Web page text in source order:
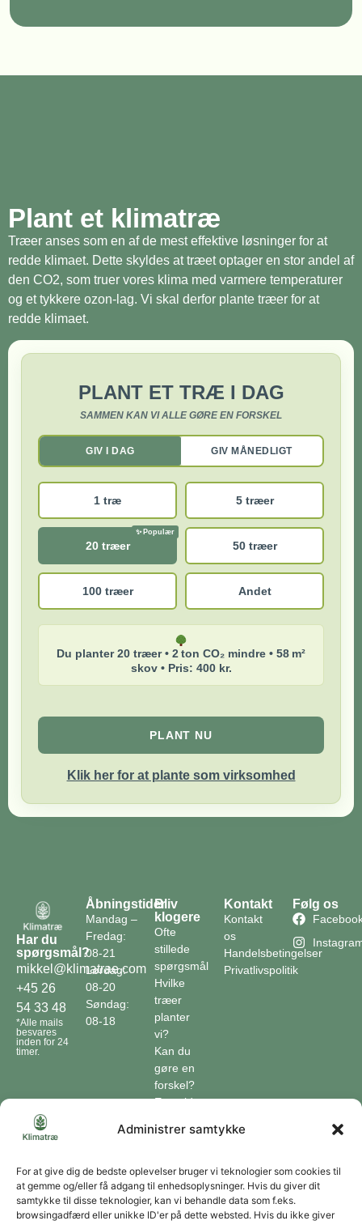
Administrer samtykke
For at give dig de bedste oplevelser bruger vi teknologier som cookies til
at gemme og/eller få adgang til enhedsoplysninger. Hvis du giver dit
samtykke til disse teknologier, kan vi behandle data som f.eks.
browsingadfærd eller unikke ID'er på dette websted. Hvis du ikke giver
Plant et klimatræ
Træer anses som en af de mest effektive løsninger for at
redde klimaet. Dette skyldes at træet optager en stor andel af
den CO2, som truer vores klima med varmere temperaturer
og et tykkere ozon-lag. Vi skal derfor plante træer for at
redde klimaet.
PLANT ET TRÆ I DAG
SAMMEN KAN VI ALLE GØRE EN FORSKEL
GIV I DAG GIV MÅNEDLIGT
1 træ 5 træer
20 træer 50 træer
100 træer Andet
Du planter 20 træer • 2 ton CO₂ mindre • 58 m²
skov • Pris: 400 kr.
PLANT NU
Klik her for at plante som virksomhed
Har du
spørgsmål?
mikkel@klimatrae.com
+45 26
54 33 48
*Alle mails
besvares
inden for 24
timer.
Åbningstider
Mandag –
Fredag:
08-21
Lørdag:
08-20
Søndag:
08-18
Bliv
klogere
Ofte
stillede
spørgsmål
Hvilke
træer
planter
vi?
Kan du
gøre en
forskel?
En guide
Klimaordbogen
optager
træer
co2?
Kontakt
Kontakt
os
Handelsbetingelser
Privatlivspolitik
Følg os